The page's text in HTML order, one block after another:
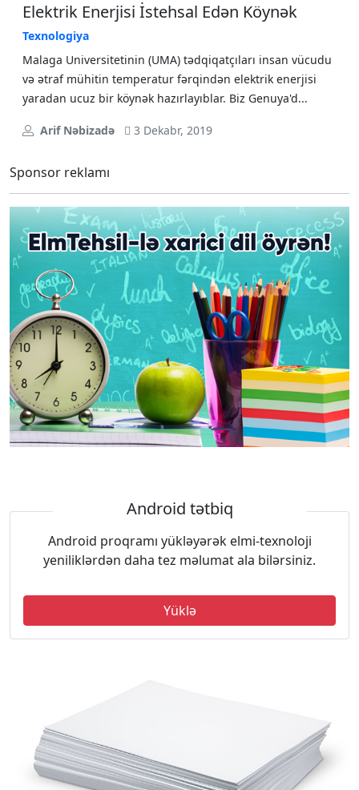
Elektrik Enerjisi İstehsal Edən Köynək
Texnologiya
Malaga Universitetinin (UMA) tədqiqatçıları insan vücudu
və ətraf mühitin temperatur fərqindən elektrik enerjisi
yaradan ucuz bir köynək hazırlayıblar. Biz Genuya'd...
Arif Nəbizadə 3 Dekabr, 2019
Sponsor reklamı
Android tətbiq
Android proqramı yükləyərək elmi-texnoloji
yeniliklərdən daha tez məlumat ala bilərsiniz.
Yüklə